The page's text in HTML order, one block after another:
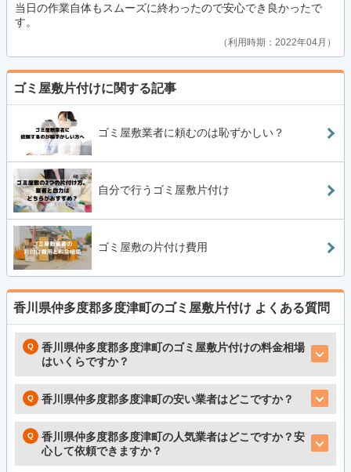
当日の作業自体もスムーズに終わったので安心でき良かったで
す。
利用時期：2022年04月
ゴミ屋敷片付けに関する記事
ゴミ屋敷業者に頼むのは恥ずかしい？
自分で行うゴミ屋敷片付け
ゴミ屋敷の片付け費用
香川県仲多度郡多度津町のゴミ屋敷片付け よくある質問
香川県仲多度郡多度津町のゴミ屋敷片付けの料金相場
はいくらですか？
香川県仲多度郡多度津町の安い業者はどこですか？
香川県仲多度郡多度津町の人気業者はどこですか？安
心して依頼できますか？